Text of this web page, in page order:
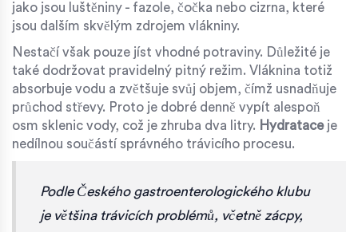
jako jsou luštěniny - fazole, čočka nebo cizrna, které
jsou dalším skvělým zdrojem vlákniny.
Nestačí však pouze jíst vhodné potraviny. Důležité je
také dodržovat pravidelný pitný režim. Vláknina totiž
absorbuje vodu a zvětšuje svůj objem, čímž usnadňuje
průchod střevy. Proto je dobré denně vypít alespoň
osm sklenic vody, což je zhruba dva litry. Hydrataceje
nedílnou součástí správného trávicího procesu.
Podle Českého gastroenterologického klubu
je většina trávicích problémů, včetně zácpy,